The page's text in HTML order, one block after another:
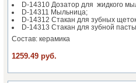
D-14310 Дозатор для
D-14311 Мыльница;
D-14312 Стакан для зубных
D-14313 Стакан для зубной
Состав: керамика
1259.49 руб.